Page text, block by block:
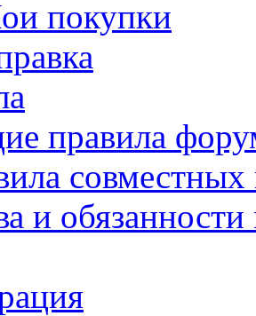
покупки
правила
совместных
и